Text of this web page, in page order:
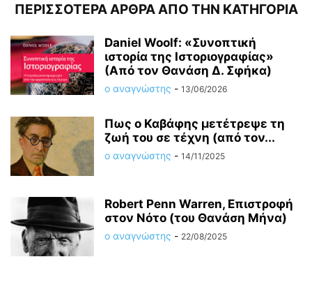
ΠΕΡΙΣΣΟΤΕΡΑ ΑΡΘΡΑ ΑΠΟ ΤΗΝ ΚΑΤΗΓΟΡΙΑ
Daniel Woolf: «Συνοπτική
ιστορία της Ιστοριογραφίας»
(Από τον Θανάση Δ. Σφήκα)
ο αναγνώστης - 13/06/2026
Πως ο Καβάφης μετέτρεψε τη
ζωή του σε τέχνη (από τον...
ο αναγνώστης - 14/11/2025
Robert Penn Warren, Επιστροφή
στον Νότο (του Θανάση Μήνα)
ο αναγνώστης - 22/08/2025